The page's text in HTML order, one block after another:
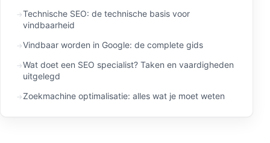
Technische SEO: de technische basis voor
vindbaarheid
Vindbaar worden in Google: de complete gids
Wat doet een SEO specialist? Taken en vaardigheden
uitgelegd
Zoekmachine optimalisatie: alles wat je moet weten